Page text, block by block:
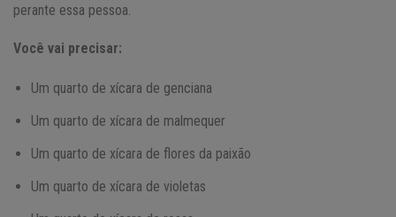
perante essa pessoa.
Você vai precisar:
Um quarto de xícara de genciana
Um quarto de xícara de malmequer
Um quarto de xícara de flores da paixão
Um quarto de xícara de violetas